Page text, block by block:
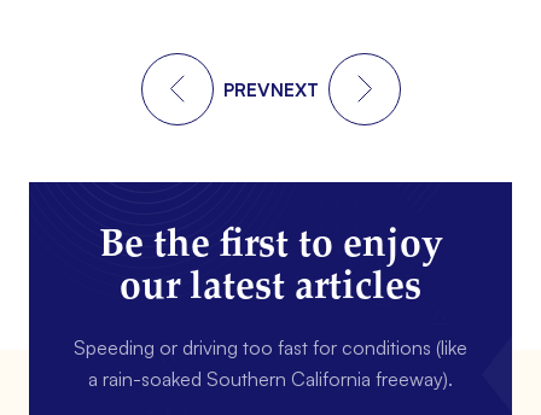
PREVNEXT
Be the first to enjoy
our latest articles
Speeding or driving too fast for conditions (like
a rain-soaked Southern California freeway).